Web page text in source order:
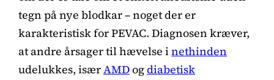
tegn på nye blodkar – noget der er
karakteristisk for PEVAC. Diagnosen kræver,
at andre årsager til hævelse inethinden
udelukkes, isærAMDogdiabetisk